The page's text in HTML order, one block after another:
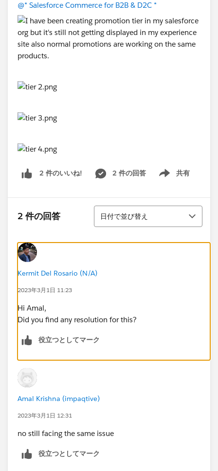
@* Salesforce Commerce for B2B & D2C *
2 件のいいね! 2 件の回答 共有
Show menu
2 件の回答
並び替え
日付で並び替え
Kermit Del Rosario (N/A)
2023年3月1日 11:23
Hi Amal,
Did you find any resolution for this?
役立つとしてマーク
Amal Krishna (impaqtive)
2023年3月1日 12:31
no still facing the same issue
役立つとしてマーク